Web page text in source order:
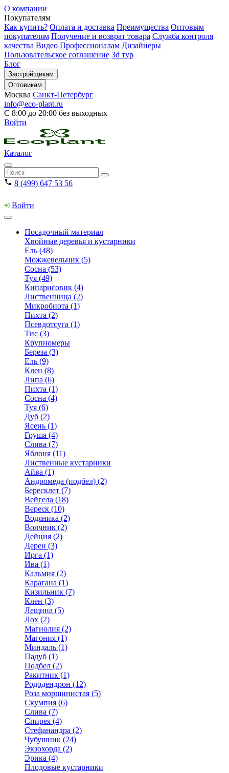
О компании
Покупателям
Как купить? Оплата и доставка Преимущества Оптовым
покупателям Получение и возврат товара Служба контроля
качества Видео Профессионалам Дизайнеры
Пользовательское соглашение 3d тур
Блог
Застройщикам
Оптовикам
Москва Санкт-Петербург
info@eco-plant.ru
С 8:00 до 20:00 без выходных
Войти
Каталог
8 (499) 647 53 56
Войти
Посадочный материал
Хвойные деревья и кустарники
Ель (48)
Можжевельник (5)
Сосна (53)
Туя (49)
Кипарисовик (4)
Лиственница (2)
Микробиота (1)
Пихта (2)
Псевдотсуга (1)
Тис (3)
Крупномеры
Береза (3)
Ель (9)
Клен (8)
Липа (6)
Пихта (1)
Сосна (4)
Туя (6)
Дуб (2)
Ясень (1)
Груша (4)
Слива (7)
Яблоня (11)
Лиственные кустарники
Айва (1)
Андромеда (подбел) (2)
Бересклет (7)
Вейгела (18)
Вереск (10)
Водяника (2)
Волчник (2)
Дейция (2)
Дерен (3)
Ирга (1)
Ива (1)
Кальмия (2)
Карагана (1)
Кизильник (7)
Клен (3)
Лещина (5)
Лох (2)
Магнолия (2)
Магония (1)
Миндаль (1)
Падуб (1)
Подбел (2)
Ракитник (1)
Рододендрон (12)
Роза морщинистая (5)
Скумпия (6)
Слива (7)
Спирея (4)
Стефанандра (2)
Чубушник (24)
Экзохорда (2)
Эрика (4)
Плодовые кустарники